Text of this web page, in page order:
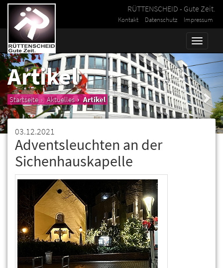
RÜTTENSCHEID - Gute Zeit.
Kontakt Datenschutz Impressum
Toggle
Artikel
Startseite Aktuelles Artikel
03.12.2021
Adventsleuchten an der
Sichenhauskapelle